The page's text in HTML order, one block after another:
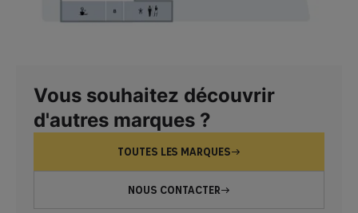
Vous souhaitez découvrir
d'autres marques ?
TOUTES LES MARQUES
NOUS CONTACTER